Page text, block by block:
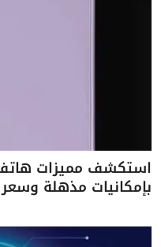
بإمكانيات مذهلة